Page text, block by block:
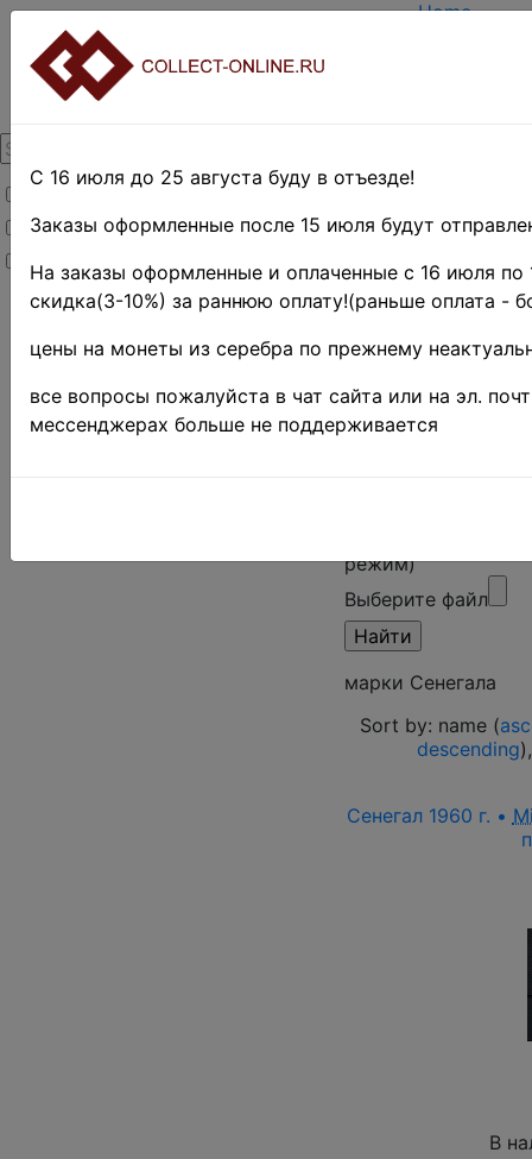
Товары со скидкой
Товары в наличии
Новинки
Home
TERMS
Home»
Africa»
Сенегал
♦
Поиск в
режим)
Выберите файл
марки Сенегала
Sort by: name (
descending
Сенегал 1960 г. •
В
С 16 июля до 25 августа буду в отъезде!
Заказы оформленные после 15 июля будут
На заказы оформленные и оплаченные с 16 июля по
скидка(3-10%) за раннюю оплату!(раньше оплата -
цены на монеты из серебра по прежнему
все вопросы пожалуйста в чат сайта или на эл.
мессенджерах больше не поддерживается